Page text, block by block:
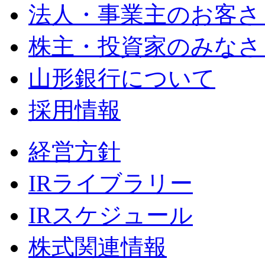
法人・事業主のお客
株主・投資家のみな
山形銀行について
採用情報
経営方針
IRライブラリー
IRスケジュール
株式関連情報